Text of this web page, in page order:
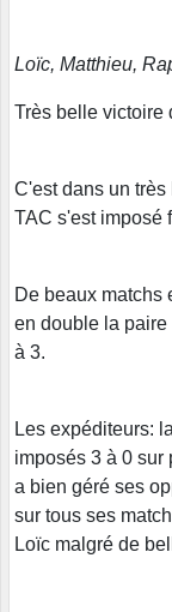
Loïc, Matthieu,
Très belle victoire
C'est dans un
TAC s'est imposé
De beaux matchs
en double la paire
à 3.
Les expéditeurs:
imposés 3 à 0 sur
a bien géré ses
sur tous ses
Loïc malgré de